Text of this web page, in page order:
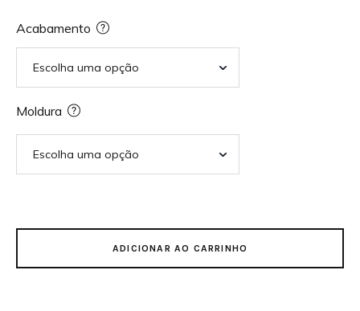
Acabamento
Moldura
ADICIONAR AO CARRINHO